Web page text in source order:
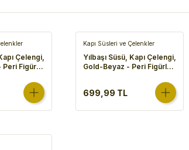
Çelengi,
Figürlü,
Kapı Süsleri ve Çelenkler
Yılbaşı Süsü, Kapı Çelengi,
Gold-Beyaz - Peri Figürlü,
699,99 TL